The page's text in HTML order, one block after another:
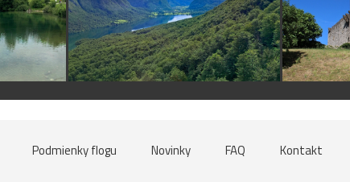
Podmienky flogu Novinky FAQ Kontakt